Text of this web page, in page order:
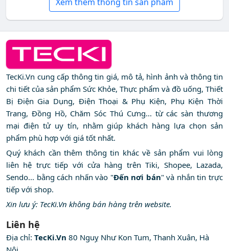
TecKi.Vn cung cấp thông tin giá, mô tả, hình ảnh và thông tin
chi tiết của sản phẩm Sức Khỏe, Thực phẩm và đồ uống, Thiết
Bị Điện Gia Dụng, Điện Thoại & Phụ Kiện, Phụ Kiện Thời
Trang, Đồng Hồ, Chăm Sóc Thú Cưng... từ các sàn thương
mại điện tử uy tín, nhằm giúp khách hàng lựa chọn sản
phẩm phù hợp với giá tốt nhất.
Quý khách cần thêm thông tin khác về sản phẩm vui lòng
liên hệ trực tiếp với cửa hàng trên Tiki, Shopee, Lazada,
Sendo... bằng cách nhấn vào "Đến nơi bán" và nhắn tin trực
tiếp với shop.
Xin lưu ý: TecKi.Vn không bán hàng trên website.
Liên hệ
Địa chỉ: TecKi.Vn 80 Nguỵ Như Kon Tum, Thanh Xuân, Hà